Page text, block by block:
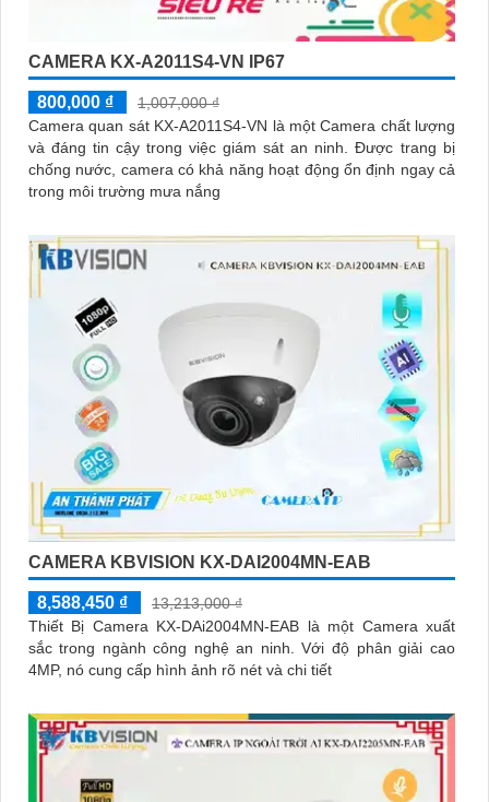
CAMERA KX-A2011S4-VN IP67
800,000 ₫
1,007,000 ₫
Camera quan sát KX-A2011S4-VN là một Camera chất lượng
và đáng tin cậy trong việc giám sát an ninh. Được trang bị
chống nước, camera có khả năng hoạt động ổn định ngay cả
trong môi trường mưa nắng
CAMERA KBVISION KX-DAI2004MN-EAB
8,588,450 ₫
13,213,000 ₫
Thiết Bị Camera KX-DAi2004MN-EAB là một Camera xuất
sắc trong ngành công nghệ an ninh. Với độ phân giải cao
4MP, nó cung cấp hình ảnh rõ nét và chi tiết